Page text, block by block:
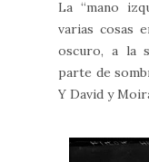
La “mano
varias cosas
oscuro, a la
parte de
Y David y